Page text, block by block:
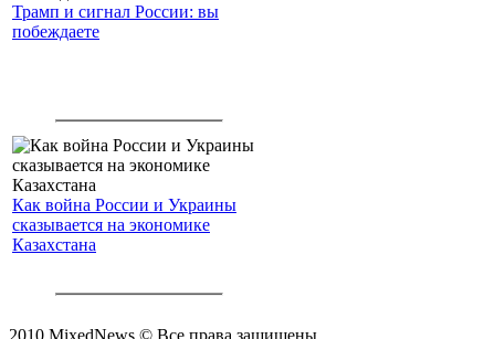
Трамп и сигнал России: вы
побеждаете
Как война России и Украины
сказывается на экономике
Казахстана
2010 MixedNews © Все права защищены